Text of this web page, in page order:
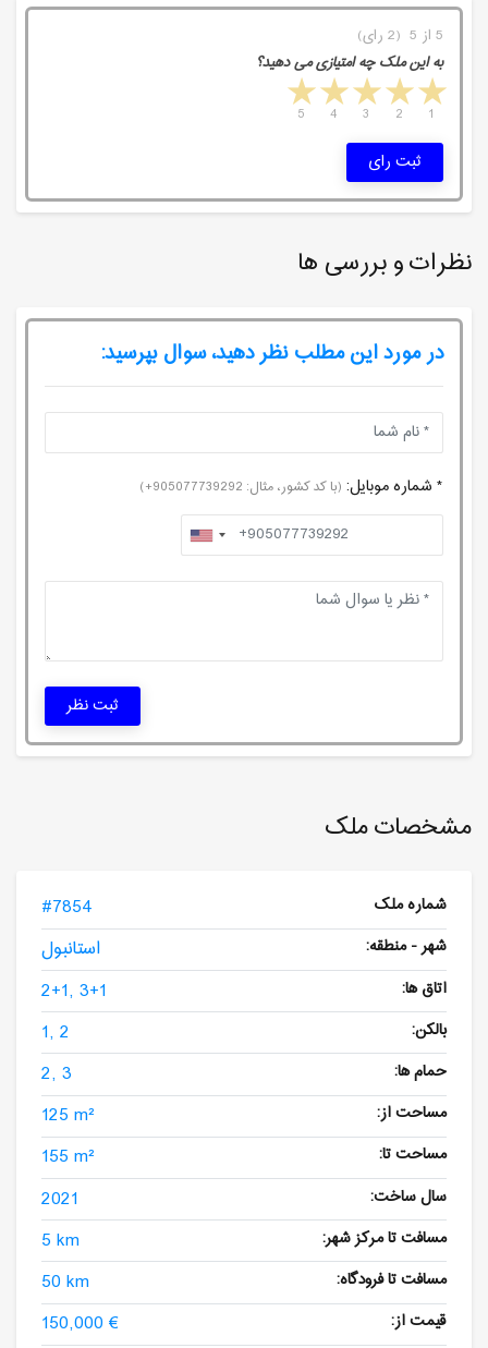
مشخصات ملک
شماره ملک #7854
شهر - منطقه: استانبول
اتاق ها: 2+1, 3+1
بالکن: 1, 2
حمام ها: 2, 3
مساحت از: 125 m²
مساحت تا: 155 m²
سال ساخت: 2021
مسافت تا مرکز شهر: 5 km
مسافت تا فرودگاه: 50 km
قیمت از: 150,000 €
5 از 5 (2 رای)
به این ملک چه امتیازی می دهید؟
4 stars 3 stars 2 stars 1 star
5 4 3 2 1
ثبت رای
نظرات و بررسی ها
در مورد این مطلب نظر دهید، سوال بپرسید:
* شماره موبایل: (با کد کشور، مثال: 905077739292+)
ثبت نظر